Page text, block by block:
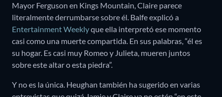
Mayor Ferguson en Kings Mountain, Claire parece
literalmente derrumbarse sobre él. Balfe explicó a
Entertainment Weeklyque ella interpretó ese momento
casi como una muerte compartida. En sus palabras, “él es
su hogar. Es casi muy Romeo y Julieta, mueren juntos
sobre este altar o esta piedra”.
Y no es la única. Heughan también ha sugerido en varias